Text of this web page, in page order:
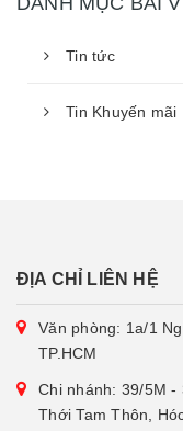
Tin tức
Tin Khuyến mãi
ĐỊA CHỈ LIÊN HỆ
Văn phòng: 1a/1
TP.HCM
Chi nhánh: 39/5M -
Thới Tam Thôn,